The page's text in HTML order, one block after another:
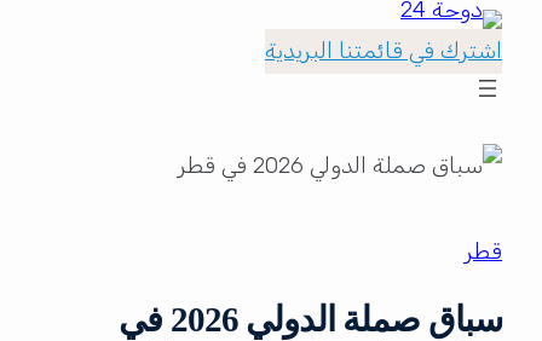
اشترك في قائمتنا البريدية
قطر
سباق صملة الدولي 2026 في